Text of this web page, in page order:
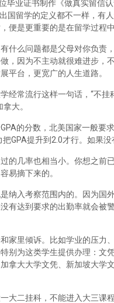
业证书制作《做真实留信
留学的定义都不一样，有
便是更重要的是在留学过程
什么问题都是父母对你负责
，因为不主动就很难进步，
平台，更宽广的人生道路。
常流行这样一句话，“不
大。
的分数，北美国家一般要
GPA提升到2.0才行。如果没
的几率也相当小。你想之前
易摘下来的。
纳入考察范围内的。因为国
有达到要求的出勤率就会被
家里倾诉。比如学业的压力
别为这类学生提供办理：文
拿大大学文凭、新加坡大学
大二挂科，不能进入大三课